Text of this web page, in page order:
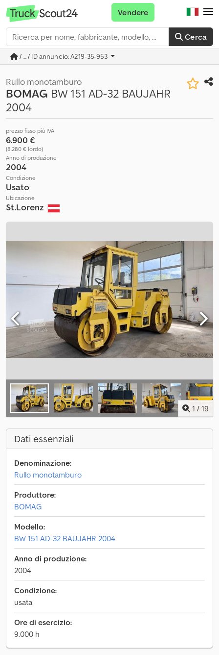
Cerca
Vendere
/ ... / ID annuncio: A219-35-953
Rullo monotamburo
BOMAG BW 151 AD-32 BAUJAHR
2004
prezzo fisso più IVA
6.900 €
(8.280 € lordo)
Anno di produzione
2004
Condizione
Usato
Ubicazione
St.Lorenz
1 / 19
Dati essenziali
Denominazione:
Rullo monotamburo
Produttore:
BOMAG
Modello:
BW 151 AD-32 BAUJAHR 2004
Anno di produzione:
2004
Condizione:
usata
Ore di esercizio:
9.000 h